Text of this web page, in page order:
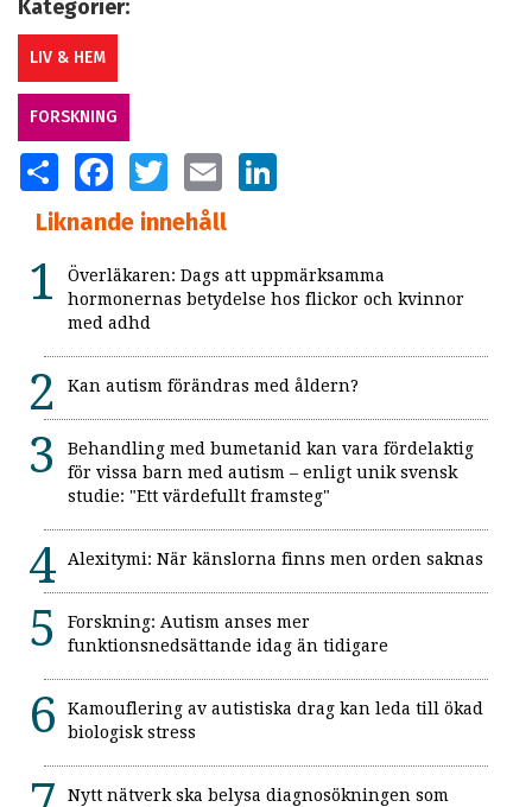
Kategorier:
LIV & HEM
FORSKNING
SHARE FACEBOOKTWITTER EMAIL
Liknande innehåll
Överläkaren: Dags att uppmärksamma
hormonernas betydelse hos flickor och kvinnor
med adhd
Kan autism förändras med åldern?
Behandling med bumetanid kan vara fördelaktig
för vissa barn med autism – enligt unik svensk
studie: "Ett värdefullt framsteg"
Alexitymi: När känslorna finns men orden saknas
Forskning: Autism anses mer
funktionsnedsättande idag än tidigare
Kamouflering av autistiska drag kan leda till ökad
biologisk stress
Nytt nätverk ska belysa diagnosökningen som